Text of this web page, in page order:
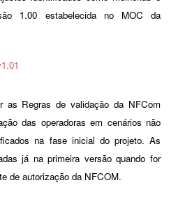
1.00 estabelecida no MOC da
as Regras de validação da NFCom
das operadoras em cenários não
na fase inicial do projeto. As
já na primeira versão quando for
de autorização da NFCOM.